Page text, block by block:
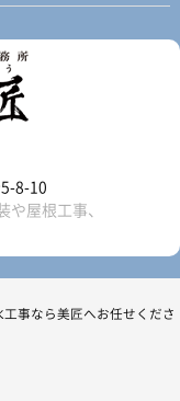
8-10
や屋根工事、
事なら美匠へお任せくださ